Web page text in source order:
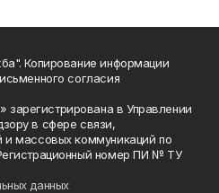
Копирование информации
согласия
в Управлении
в сфере связи,
и массовых коммуникаций по
номер ПИ № ТУ
данных